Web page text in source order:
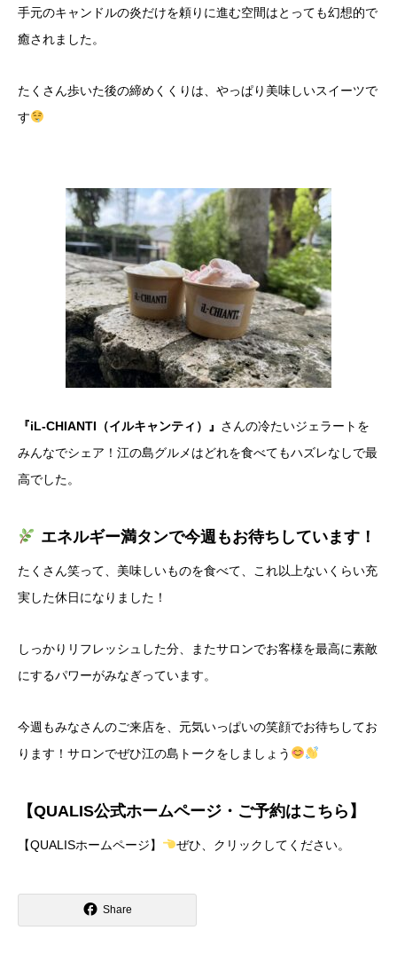
​手元のキャンドルの炎だけを頼りに進む空間はとっても幻想的で
癒されました。
​たくさん歩いた後の締めくくりは、やっぱり美味しいスイーツで
す
『iL-CHIANTI（イルキャンティ）』 さんの冷たいジェラートを
みんなでシェア！江の島グルメはどれを食べてもハズレなしで最
高でした。
エネルギー満タンで今週もお待ちしています！
​たくさん笑って、美味しいものを食べて、これ以上ないくらい充
実した休日になりました！
​しっかりリフレッシュした分、またサロンでお客様を最高に素敵
にするパワーがみなぎっています。
今週もみなさんのご来店を、元気いっぱいの笑顔でお待ちしてお
ります！サロンでぜひ江の島トークをしましょう
【QUALIS公式ホームページ・ご予約はこちら】
【QUALISホームページ】 ぜひ、クリックしてください。
Share